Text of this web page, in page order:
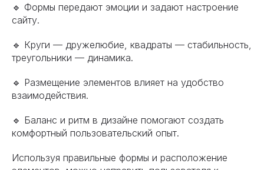
🔹 Формы передают эмоции и задают настроение
сайту.
🔹 Круги — дружелюбие, квадраты — стабильность,
треугольники — динамика.
🔹 Размещение элементов влияет на удобство
взаимодействия.
🔹 Баланс и ритм в дизайне помогают создать
комфортный пользовательский опыт.
Используя правильные формы и расположение